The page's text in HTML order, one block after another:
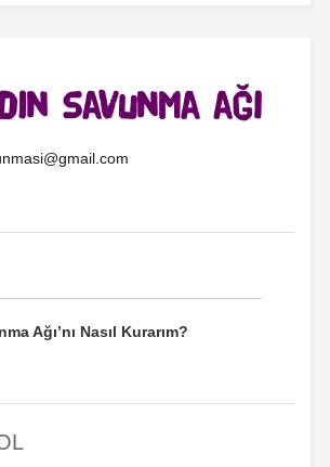
Ağı’nı Nasıl Kurarım?